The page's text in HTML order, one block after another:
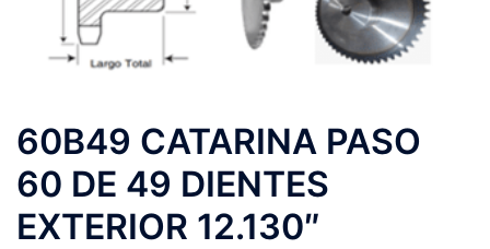
60B49 CATARINA PASO
60 DE 49 DIENTES
EXTERIOR 12.130″